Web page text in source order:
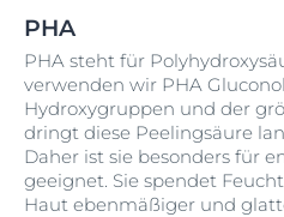
PHA
PHA steht für
verwenden wir PHA
Hydroxygruppen und der
dringt diese Peelingsäure
Daher ist sie besonders für
geeignet. Sie spendet
Haut ebenmäßiger und